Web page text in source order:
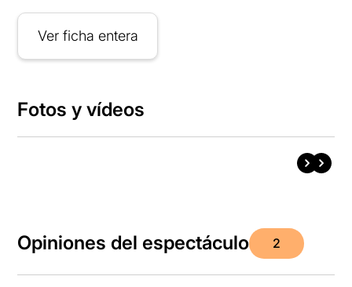
Ver ficha entera
Fotos y vídeos
Opiniones del espectáculo 2